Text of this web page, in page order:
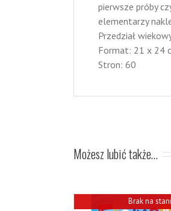
pierwsze próby
elementarzy
Przedział
Format: 21 x 24
Stron: 60
Możesz lubić także…
Brak na